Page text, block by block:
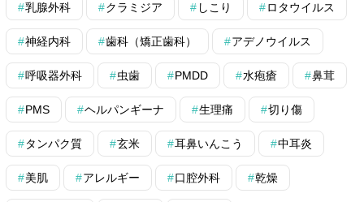
乳腺外科 クラミジア しこり ロタウイルス
神経内科 歯科（矯正歯科） アデノウイルス
呼吸器外科 虫歯 PMDD 水疱瘡 鼻茸
PMS ヘルパンギーナ 生理痛 切り傷
タンパク質 玄米 耳鼻いんこう 中耳炎
美肌 アレルギー 口腔外科 乾燥